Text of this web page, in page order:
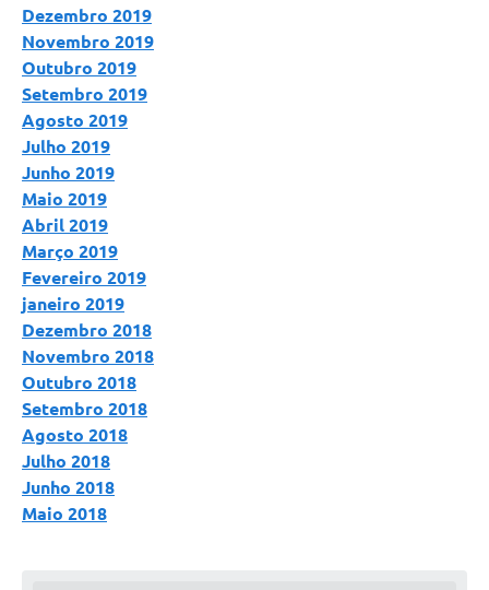
Dezembro 2019
Novembro 2019
Outubro 2019
Setembro 2019
Agosto 2019
Julho 2019
Junho 2019
Maio 2019
Abril 2019
Março 2019
Fevereiro 2019
janeiro 2019
Dezembro 2018
Novembro 2018
Outubro 2018
Setembro 2018
Agosto 2018
Julho 2018
Junho 2018
Maio 2018